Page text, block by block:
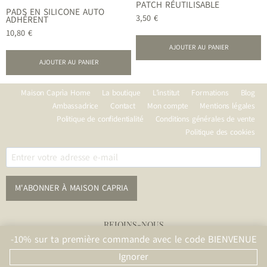
-10% sur ta première commande avec le code BIENVENUE
Ignorer
PADS EN SILICONE AUTO
ADHÉRENT
10,80 €
AJOUTER AU PANIER
PATCH RÉUTILISABLE
3,50 €
AJOUTER AU PANIER
Maison Caprìa Home La boutique L’institut Formations
Blog
Ambassadrice
Contact Mon compte
Mentions légales
Politique de confidentialité
Conditions générales de vente
Politique des cookies
M'ABONNER À MAISON CAPRIA
REJOINS-NOUS
© 2026 Maison Caprìa
ABONNEZ-VOUS